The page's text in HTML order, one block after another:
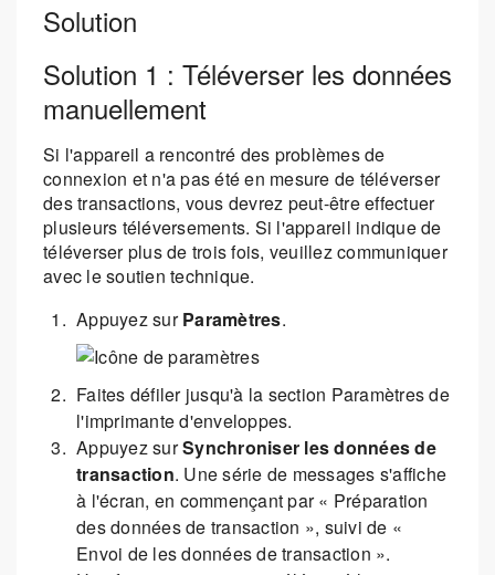
Solution
Solution 1 : Téléverser les données
manuellement
Si l'appareil a rencontré des problèmes de
connexion et n'a pas été en mesure de téléverser
des transactions, vous devrez peut-être effectuer
plusieurs téléversements. Si l'appareil indique de
téléverser plus de trois fois, veuillez communiquer
avec le soutien technique.
Appuyez surParamètres.
Faites défiler jusqu'à la section Paramètres de
l'imprimante d'enveloppes.
Appuyez surSynchroniser les données de
transaction. Une série de messages s'affiche
à l'écran, en commençant par « Préparation
des données de transaction », suivi de «
Envoi de les données de transaction ».